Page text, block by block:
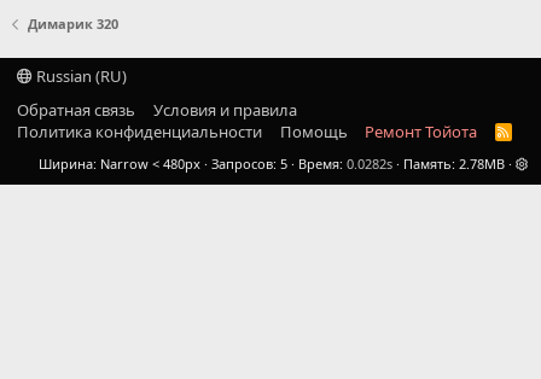
Димарик 320
Russian (RU)
Обратная связь
Условия и правила
Политика конфиденциальности
Помощь Ремонт Тойота
R
S
S
Ширина Запросов 5 Время 0.0282s Память 2.78MB